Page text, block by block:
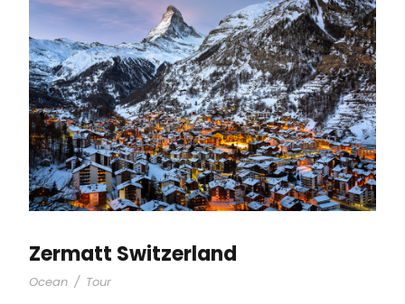
Zermatt Switzerland
Ocean / Tour